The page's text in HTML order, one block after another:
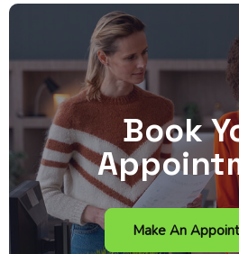
Book
Make An